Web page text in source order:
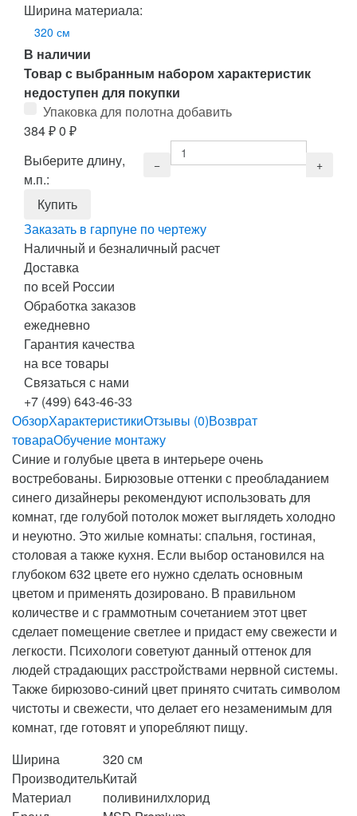
Ширина материала:
320 см
В наличии
Товар с выбранным набором характеристик
недоступен для покупки
Упаковка для полотна добавить
384₽0 ₽
Выберите длину,
м.п.:
Заказать в гарпуне по чертежу
Наличный и безналичный расчет
Доставка
по всей России
Обработка заказов
ежедневно
Гарантия качества
на все товары
Связаться с нами
+7 (499) 643-46-33
ОбзорХарактеристикиОтзывы (0)Возврат
товараОбучение монтажу
Синие и голубые цвета в интерьере очень
востребованы. Бирюзовые оттенки с преобладанием
синего дизайнеры рекомендуют использовать для
комнат, где голубой потолок может выглядеть холодно
и неуютно. Это жилые комнаты: спальня, гостиная,
столовая а также кухня. Если выбор остановился на
глубоком 632 цвете его нужно сделать основным
цветом и применять дозировано. В правильном
количестве и с граммотным сочетанием этот цвет
сделает помещение светлее и придаст ему свежести и
легкости. Психологи советуют данный оттенок для
людей страдающих расстройствами нервной системы.
Также бирюзово-синий цвет принято считать символом
чистоты и свежести, что делает его незаменимым для
комнат, где готовят и упоребляют пищу.
Ширина
320 см
ПроизводительКитай
Материал
поливинилхлорид